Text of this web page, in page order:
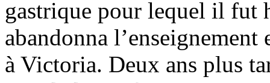
gastrique pour lequel il fut
abandonna l’enseignement
à Victoria. Deux ans plus